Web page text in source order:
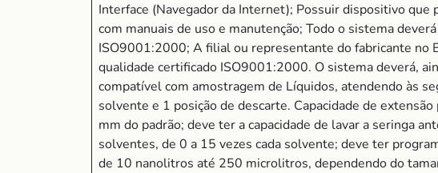
Interface (Navegador da Internet); Possuir dispositivo
com manuais de uso e manutenção; Todo o sistema
ISO9001:2000; A filial ou representante do fabricante no
qualidade certificado ISO9001:2000. O sistema deverá,
compatível com amostragem de Líquidos, atendendo às
solvente e 1 posição de descarte. Capacidade de
mm do padrão; deve ter a capacidade de lavar a seringa
solventes, de 0 a 15 vezes cada solvente; deve ter
de 10 nanolitros até 250 microlitros, dependendo do